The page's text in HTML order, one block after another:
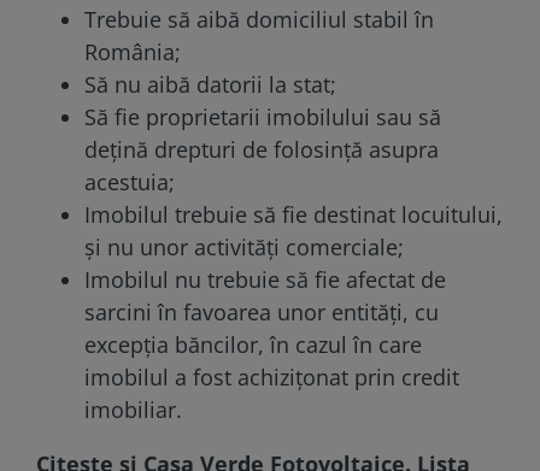
Trebuie să aibă domiciliul stabil în
România;
Să nu aibă datorii la stat;
Să fie proprietarii imobilului sau să
dețină drepturi de folosință asupra
acestuia;
Imobilul trebuie să fie destinat locuitului,
și nu unor activități comerciale;
Imobilul nu trebuie să fie afectat de
sarcini în favoarea unor entități, cu
excepția băncilor, în cazul în care
imobilul a fost achizițonat prin credit
imobiliar.
Citeste si Casa Verde Fotovoltaice. Lista